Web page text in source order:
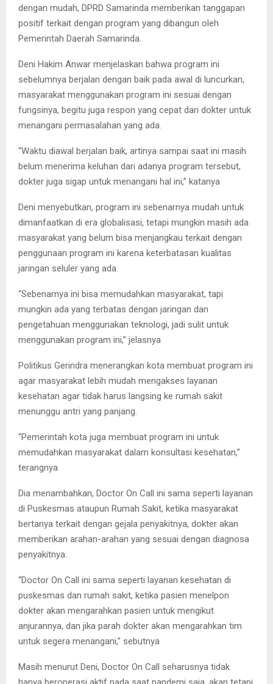
dengan mudah, DPRD Samarinda memberikan tanggapan
positif terkait dengan program yang dibangun oleh
Pemerintah Daerah Samarinda.
Deni Hakim Anwar menjelaskan bahwa program ini
sebelumnya berjalan dengan baik pada awal di luncurkan,
masyarakat menggunakan program ini sesuai dengan
fungsinya, begitu juga respon yang cepat dari dokter untuk
menangani permasalahan yang ada.
“Waktu diawal berjalan baik, artinya sampai saat ini masih
belum menerima keluhan dari adanya program tersebut,
dokter juga sigap untuk menangani hal ini,” katanya
Deni menyebutkan, program ini sebenarnya mudah untuk
dimanfaatkan di era globalisasi, tetapi mungkin masih ada
masyarakat yang belum bisa menjangkau terkait dengan
penggunaan program ini karena keterbatasan kualitas
jaringan seluler yang ada.
“Sebenarnya ini bisa memudahkan masyarakat, tapi
mungkin ada yang terbatas dengan jaringan dan
pengetahuan menggunakan teknologi, jadi sulit untuk
menggunakan program ini,” jelasnya
Politikus Gerindra menerangkan kota membuat program ini
agar masyarakat lebih mudah mengakses layanan
kesehatan agar tidak harus langsing ke rumah sakit
menunggu antri yang panjang.
“Pemerintah kota juga membuat program ini untuk
memudahkan masyarakat dalam konsultasi kesehatan,”
terangnya
Dia menambahkan, Doctor On Call ini sama seperti layanan
di Puskesmas ataupun Rumah Sakit, ketika masyarakat
bertanya terkait dengan gejala penyakitnya, dokter akan
memberikan arahan-arahan yang sesuai dengan diagnosa
penyakitnya.
“Doctor On Call ini sama seperti layanan kesehatan di
puskesmas dan rumah sakit, ketika pasien menelpon
dokter akan mengarahkan pasien untuk mengikut
anjurannya, dan jika parah dokter akan mengarahkan tim
untuk segera menangani,” sebutnya
Masih menurut Deni, Doctor On Call seharusnya tidak